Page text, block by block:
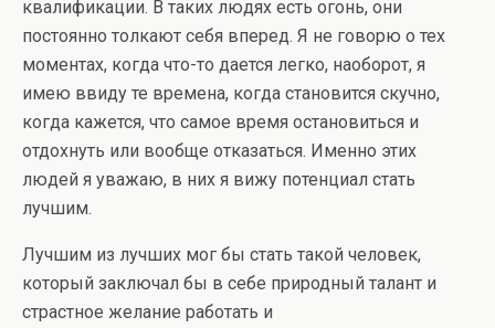
квалификации. В таких людях есть огонь, они
постоянно толкают себя вперед. Я не говорю о тех
моментах, когда что-то дается легко, наоборот, я
имею ввиду те времена, когда становится скучно,
когда кажется, что самое время остановиться и
отдохнуть или вообще отказаться. Именно этих
людей я уважаю, в них я вижу потенциал стать
лучшим.
Лучшим из лучших мог бы стать такой человек,
который заключал бы в себе природный талант и
страстное желание работать и